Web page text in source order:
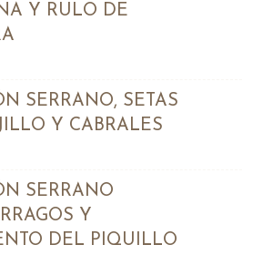
Y RULO DE
SERRANO, SETAS
Y CABRALES
SERRANO
Y
DEL PIQUILLO